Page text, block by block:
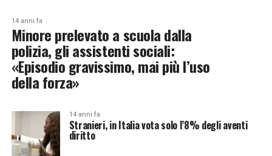
14 anni fa
Minore prelevato a scuola dalla
polizia, gli assistenti sociali:
«Episodio gravissimo, mai più l’uso
della forza»
14 anni fa
Stranieri, in Italia vota solo l’8% degli aventi
diritto